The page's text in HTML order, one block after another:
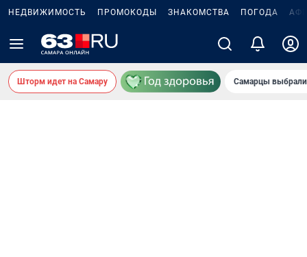
НЕДВИЖИМОСТЬ ПРОМОКОДЫ ЗНАКОМСТВА ПОГОДА
Шторм идет на Самару Самарцы